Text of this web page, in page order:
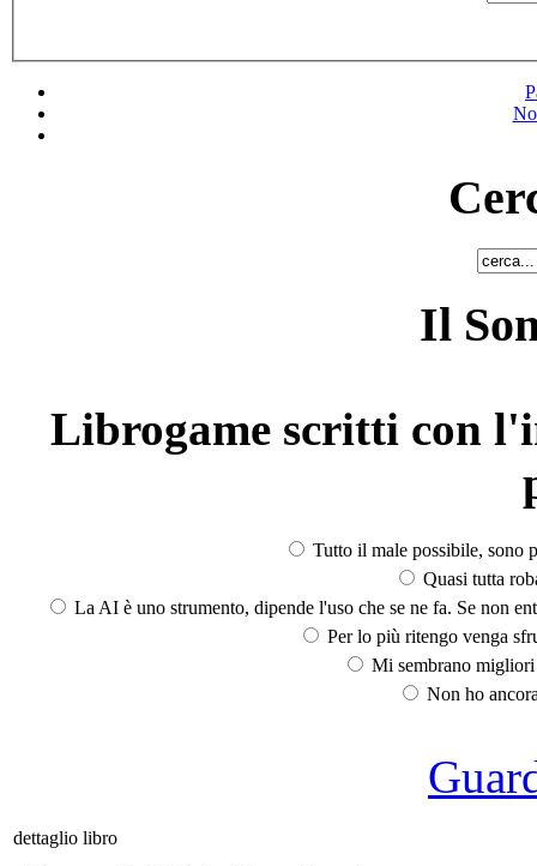
Il
Librogame scritti con
Tutto il male possibile, sono
Quasi tutta
La AI è uno strumento, dipende l'uso che se ne fa. Se non
Per lo più ritengo venga
Mi sembrano
Non ho
dettaglio libro